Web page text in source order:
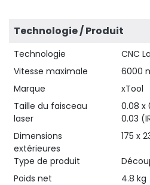
Technologie / Produit
Technologie
CNC
Vitesse maximale
6000
Marque
xTool
Taille du faisceau
laser
0.08 x
0.03
Dimensions
extérieures
175 x
Type de produit
Poids net
4.8 kg